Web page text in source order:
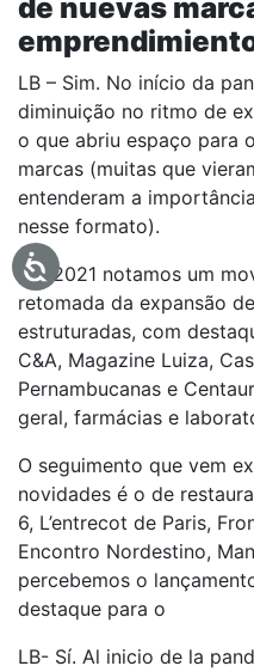
de nuevas
LB – Sim. No início da
diminuição no ritmo de
o que abriu espaço para
marcas (muitas que
entenderam a
nesse formato).
Em 2021 notamos um
retomada da expansão
estruturadas, com
C&A, Magazine Luiza,
Pernambucanas e
geral, farmácias e
O seguimento que vem
novidades é o de
6, L’entrecot de Paris,
Encontro Nordestino,
percebemos o
destaque para o
LB- Sí. Al inicio de la